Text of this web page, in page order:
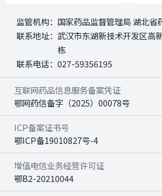
监管机构： 国家药品监督管理局 湖北省
联系地址： 武汉市东湖新技术开发区高
栋
联系电话： 027-59356195
互联网药品信息服务备案凭证
鄂网药信备字（2025）00078号
ICP备案证书号
鄂ICP备19010827号-4
增值电信业务经营许可证
鄂B2-20210044